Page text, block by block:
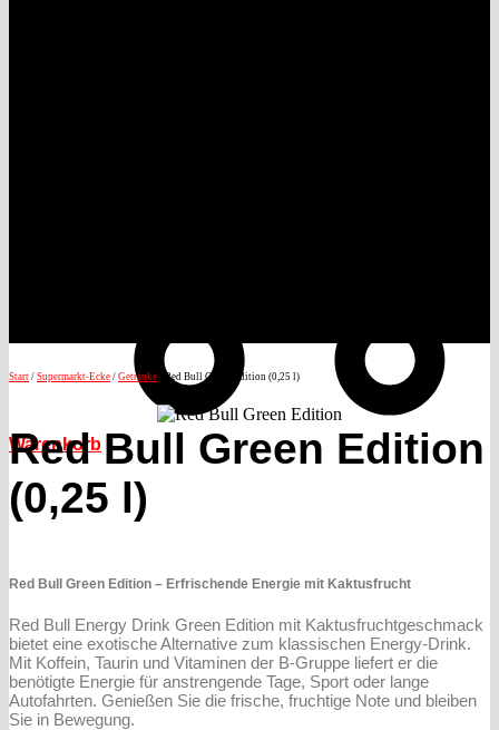
Warenkorb
Start / Supermarkt-Ecke / Getränke / Red Bull Green Edition (0,25 l)
Red Bull Green Edition
(0,25 l)
Red Bull Green Edition – Erfrischende Energie mit Kaktusfrucht
Red Bull Energy Drink Green Edition mit Kaktusfruchtgeschmack
bietet eine exotische Alternative zum klassischen Energy-Drink.
Mit Koffein, Taurin und Vitaminen der B-Gruppe liefert er die
benötigte Energie für anstrengende Tage, Sport oder lange
Autofahrten. Genießen Sie die frische, fruchtige Note und bleiben
Sie in Bewegung.